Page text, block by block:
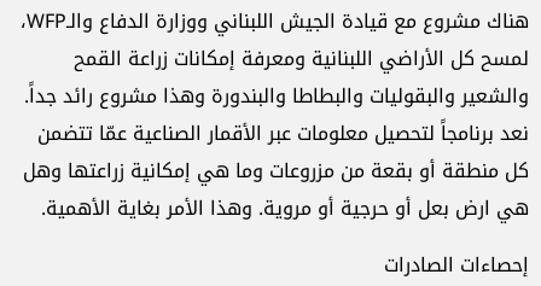
هناك مشروع مع قيادة الجيش اللبناني ووزارة الدفاع والـWFP،
لمسح كل الأراضي اللبنانية ومعرفة إمكانات زراعة القمح
والشعير والبقوليات والبطاطا والبندورة وهذا مشروع رائد جداً.
نعد برنامجاً لتحصيل معلومات عبر الأقمار الصناعية عمّا تتضمن
كل منطقة أو بقعة من مزروعات وما هي إمكانية زراعتها وهل
هي ارض بعل أو حرجية أو مروية. وهذا الأمر بغاية الأهمية.
إحصاءات الصادرات